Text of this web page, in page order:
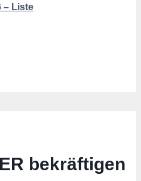
– Liste
bekräftigen